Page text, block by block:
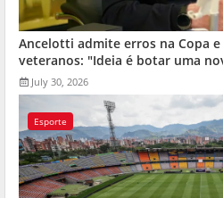
Ancelotti admite erros na Copa
veteranos: "Ideia é botar uma
July 30, 2026
Esporte